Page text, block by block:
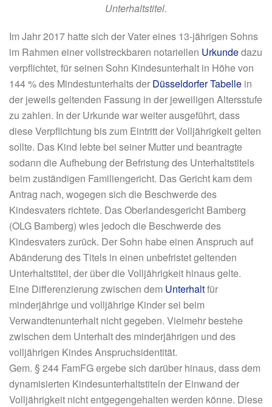
Unterhaltstitel.
Im Jahr 2017 hatte sich der Vater eines 13-jährigen Sohns
im Rahmen einer vollstreckbaren notariellen Urkundedazu
verpflichtet, für seinen Sohn Kindesunterhalt in Höhe von
144 % des Mindestunterhalts der Düsseldorfer Tabelle in
der jeweils geltenden Fassung in der jeweiligen Altersstufe
zu zahlen. In der Urkunde war weiter ausgeführt, dass
diese Verpflichtung bis zum Eintritt der Volljährigkeit gelten
sollte. Das Kind lebte bei seiner Mutter und beantragte
sodann die Aufhebung der Befristung des Unterhaltstitels
beim zuständigen Familiengericht. Das Gericht kam dem
Antrag nach, wogegen sich die Beschwerde des
Kindesvaters richtete. Das Oberlandesgericht Bamberg
(OLG Bamberg) wies jedoch die Beschwerde des
Kindesvaters zurück. Der Sohn habe einen Anspruch auf
Abänderung des Titels in einen unbefristet geltenden
Unterhaltstitel, der über die Volljährigkeit hinaus gelte.
Eine Differenzierung zwischen dem Unterhaltfür
minderjährige und volljährige Kinder sei beim
Verwandtenunterhalt nicht gegeben. Vielmehr bestehe
zwischen dem Unterhalt des minderjährigen und des
volljährigen Kindes Anspruchsidentität.
Gem. § 244 FamFG ergebe sich darüber hinaus, dass dem
dynamisierten Kindesunterhaltstiteln der Einwand der
Volljährigkeit nicht entgegengehalten werden könne. Diese